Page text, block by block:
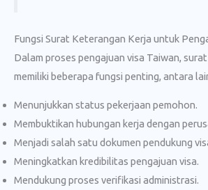
Fungsi Surat Keterangan Kerja untuk
Dalam proses pengajuan visa Taiwan,
memiliki beberapa fungsi penting, antara
Menunjukkan status pekerjaan pemohon.
Membuktikan hubungan kerja dengan
Menjadi salah satu dokumen pendukung
Meningkatkan kredibilitas pengajuan visa.
Mendukung proses verifikasi administrasi.